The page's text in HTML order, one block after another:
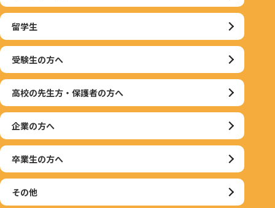
留学生
受験生の方へ
高校の先生方・保護者の方へ
企業の方へ
卒業生の方へ
その他